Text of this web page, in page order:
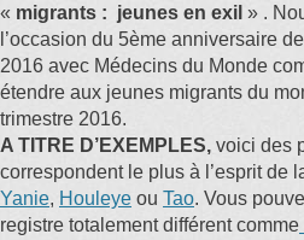
« migrants : jeunes en exil » .
l’occasion du 5ème anniversaire
2016 avec Médecins du Monde
étendre aux jeunes migrants du
trimestre 2016.
A TITRE D’EXEMPLES, voici des
correspondent le plus à l’esprit de
Yanie, Houleye ou Tao. Vous
registre totalement différent comme